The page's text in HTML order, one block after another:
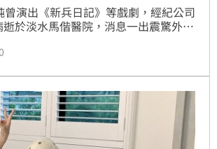
演出《新兵日記》等戲劇，經紀公司
於淡水馬偕醫院，消息一出震驚外
方馨、高欣欣、兵家綺都出席，今高
於八點檔的韓瑜也悲痛發聲。